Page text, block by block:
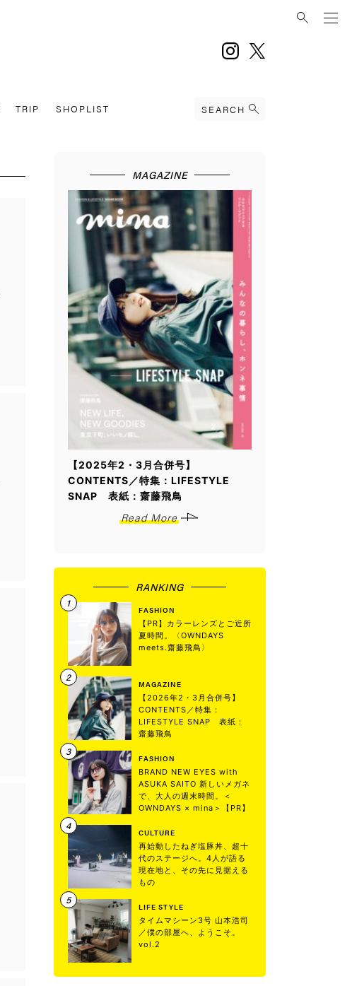
instagram
TRIP SHOPLIST SEARCH
MAGAZINE
【2025年2・3月合併号】
CONTENTS／特集：LIFESTYLE
SNAP 表紙：齋藤飛鳥
Read More
RANKING
FASHION
【PR】カラーレンズとご近所
夏時間。〈OWNDAYS
meets.齋藤飛鳥〉
MAGAZINE
【2026年2・3月合併号】
CONTENTS／特集：
LIFESTYLE SNAP 表紙：
齋藤飛鳥
FASHION
BRAND NEW EYES with
ASUKA SAITO 新しいメガネ
で、大人の週末時間。＜
OWNDAYS × mina＞【PR】
CULTURE
再始動したねぎ塩豚丼、超十
代のステージへ。4人が語る
現在地と、その先に見据える
もの
LIFE STYLE
タイムマシーン3号 山本浩司
／僕の部屋へ、ようこそ。
vol.2